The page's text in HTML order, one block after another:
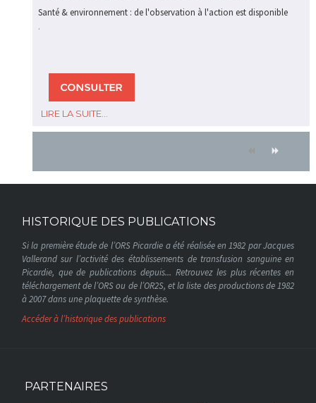
Santé & environnement : de l'observation à l'action est disponible
.
LIRE LA SUITE...
HISTORIQUE DES PUBLICATIONS
Si la première étude de l’ORS Picardie a été réalisée en 1982 par Jacques
Vallerand sur l’activité des établissements de transfusion sanguine en
Picardie, que de publications depuis... Retrouvez les plus récentes en
téléchargement de l’ORS ou de l’OR2S, et la liste des productions de 1982
à 2007 dans une plaquette de synthèse.
Accéder à l’historique des publications
PARTENAIRES